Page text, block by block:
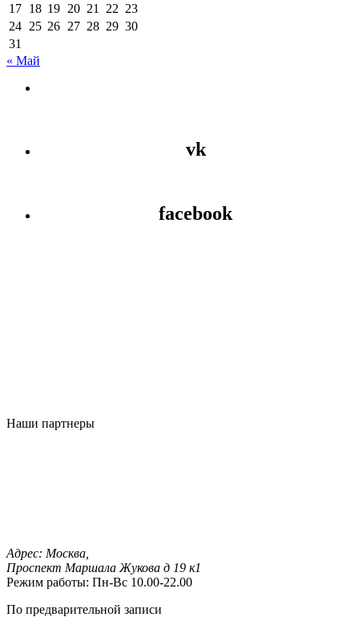
17 18 19 20 21 22 23
24 25 26 27 28 29 30
31
« Май
vk
facebook
Наши партнеры
Адрес: Москва,
Проспект Маршала Жукова д 19 к1
Режим работы: Пн-Вс 10.00-22.00
По предварительной записи